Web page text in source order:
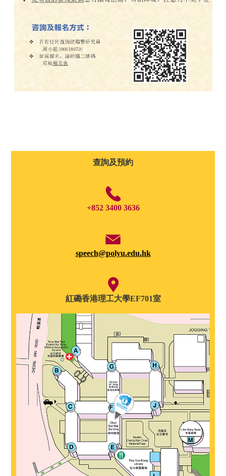
查詢及預約
+852 3400 3636
speech@polyu.edu.hk
紅磡香港理工大學EF701室